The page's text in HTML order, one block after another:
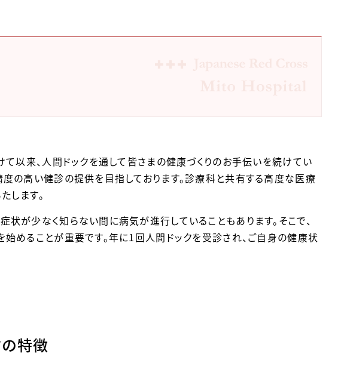
以来、人間ドックを通して皆さまの健康づくりのお手伝いを続けてい
の高い健診の提供を目指しております。診療科と共有する高度な医療
します。
が少なく知らない間に病気が進行していることもあります。そこで、
めることが重要です。年に1回人間ドックを受診され、ご自身の健康状
特徴